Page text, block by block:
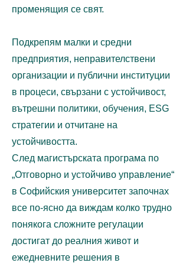
променящия се свят.
Подкрепям малки и средни
предприятия, неправителствени
организации и публични институции
в процеси, свързани с устойчивост,
вътрешни политики, обучения, ESG
стратегии и отчитане на
устойчивостта.
След магистърската програма по
„Отговорно и устойчиво управление“
в Софийския университет започнах
все по-ясно да виждам колко трудно
понякога сложните регулации
достигат до реалния живот и
ежедневните решения в